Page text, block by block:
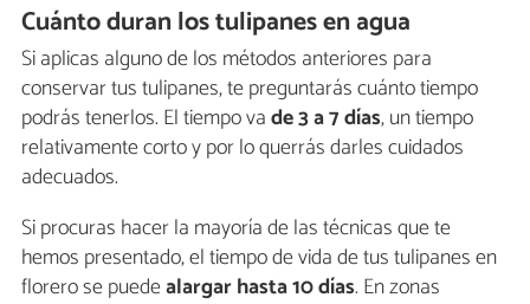
Cuánto duran los tulipanes en agua
Si aplicas alguno de los métodos anteriores para
conservar tus tulipanes, te preguntarás cuánto tiempo
podrás tenerlos. El tiempo vade 3 a 7 días, un tiempo
relativamente corto y por lo querrás darles cuidados
adecuados.
Si procuras hacer la mayoría de las técnicas que te
hemos presentado, el tiempo de vida de tus tulipanes en
florero se puedealargar hasta 10 días. En zonas